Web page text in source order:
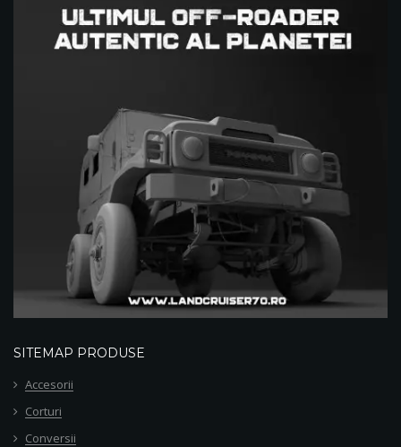
SITEMAP PRODUSE
Accesorii
Corturi
Conversii